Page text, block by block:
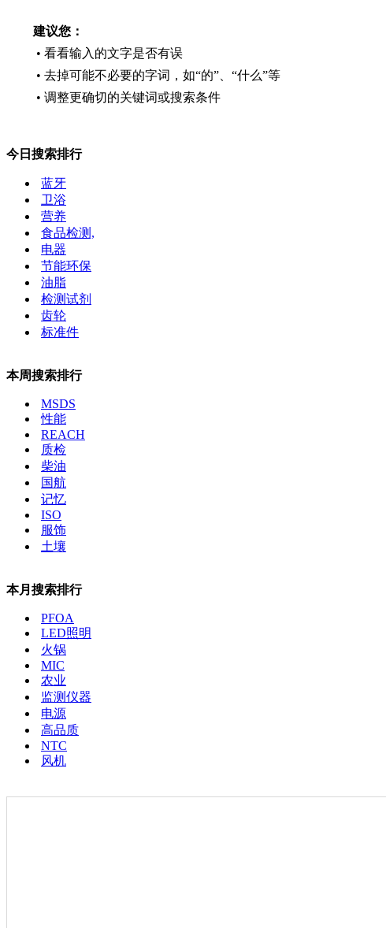
建议您：
• 看看输入的文字是否有误
• 去掉可能不必要的字词，如“的”、“什么”等
• 调整更确切的关键词或搜索条件
今日搜索排行
蓝牙
卫浴
营养
食品检测,
电器
节能环保
油脂
检测试剂
齿轮
标准件
本周搜索排行
MSDS
性能
REACH
质检
柴油
国航
记忆
ISO
服饰
土壤
本月搜索排行
PFOA
LED照明
火锅
MIC
农业
监测仪器
电源
高品质
NTC
风机